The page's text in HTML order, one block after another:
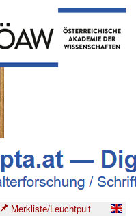
Merkliste/Leuchtpult